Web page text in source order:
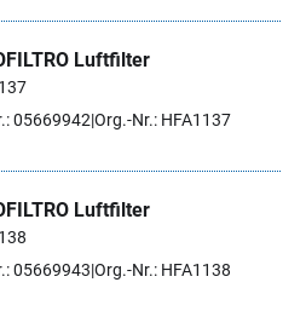
Luftfilter
05669942 Org.-Nr.: HFA1137
Luftfilter
05669943 Org.-Nr.: HFA1138